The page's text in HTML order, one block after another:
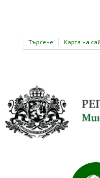
Търсене Карта на